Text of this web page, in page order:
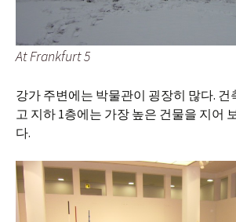
At Frankfurt 5
강가 주변에는 박물관이 굉장히 많다.
고 지하 1층에는 가장 높은 건물을 지어
다.